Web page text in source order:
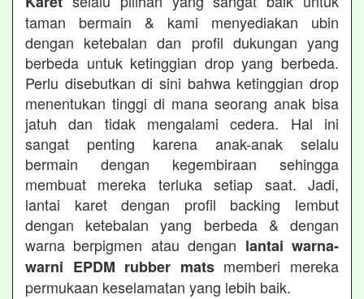
taman bermain & kami menyediakan ubin
dengan ketebalan dan profil dukungan yang
berbeda untuk ketinggian drop yang berbeda.
Perlu disebutkan di sini bahwa ketinggian drop
menentukan tinggi di mana seorang anak bisa
jatuh dan tidak mengalami cedera. Hal ini
sangat penting karena anak-anak selalu
bermain dengan kegembiraan sehingga
membuat mereka terluka setiap saat. Jadi,
lantai karet dengan profil backing lembut
dengan ketebalan yang berbeda & dengan
warna berpigmen atau dengan lantai warna-
warni EPDM rubber matsmemberi mereka
permukaan keselamatan yang lebih baik.